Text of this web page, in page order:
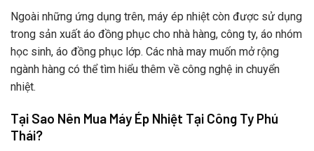
Ngoài những ứng dụng trên, máy ép nhiệt còn được sử dụng
trong sản xuất áo đồng phục cho nhà hàng, công ty, áo nhóm
học sinh, áo đồng phục lớp. Các nhà may muốn mở rộng
ngành hàng có thể tìm hiểu thêm về công nghệ in chuyển
nhiệt.
Tại Sao Nên Mua Máy Ép Nhiệt Tại Công Ty Phú
Thái?